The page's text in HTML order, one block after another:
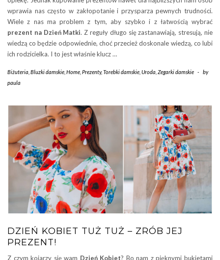
wprawia nas często w zakłopotanie i przysparza pewnych trudności.
Wiele z nas ma problem z tym, aby szybko i z łatwością wybrać
prezent na Dzień Matki. Z reguły długo się zastanawiają, stresują, nie
wiedzą co będzie odpowiednie, choć przecież doskonale wiedzą, co lubi
ich rodzicielka. I to jest właśnie klucz …
Biżuteria Bluzki damskie Home Prezenty,Torebki damskie Uroda Zegarki damskie -
by
paula
DZIEŃ KOBIET TUŻ TUŻ – ZRÓB JEJ
PREZENT!
Z czym kojarzy się wam Dzień Kobiet? Bo nam z pięknymi bukietami